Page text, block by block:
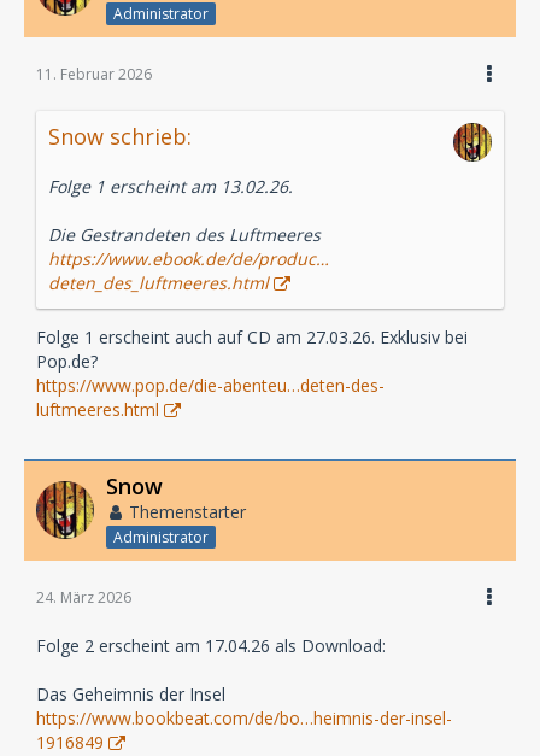
Administrator
11. Februar 2026
Snow schrieb:
Folge 1 erscheint am 13.02.26.
Die Gestrandeten des Luftmeeres
https://www.ebook.de/de/produc…
deten_des_luftmeeres.html
Folge 1 erscheint auch auf CD am 27.03.26. Exklusiv bei
Pop.de?
https://www.pop.de/die-abenteu…deten-des-
luftmeeres.html
Snow
Themenstarter
Administrator
24. März 2026
Folge 2 erscheint am 17.04.26 als Download:
Das Geheimnis der Insel
https://www.bookbeat.com/de/bo…heimnis-der-insel-
1916849